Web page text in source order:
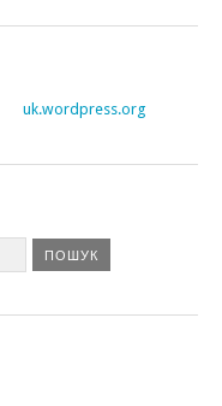
uk.wordpress.org